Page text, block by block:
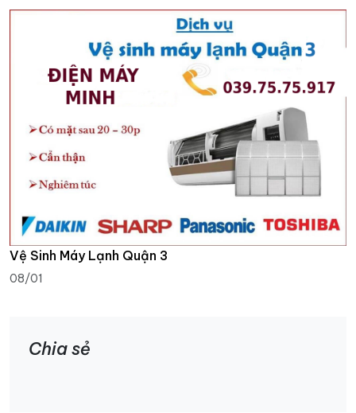
Vệ Sinh Máy Lạnh Quận 3
08/01
Chia sẻ